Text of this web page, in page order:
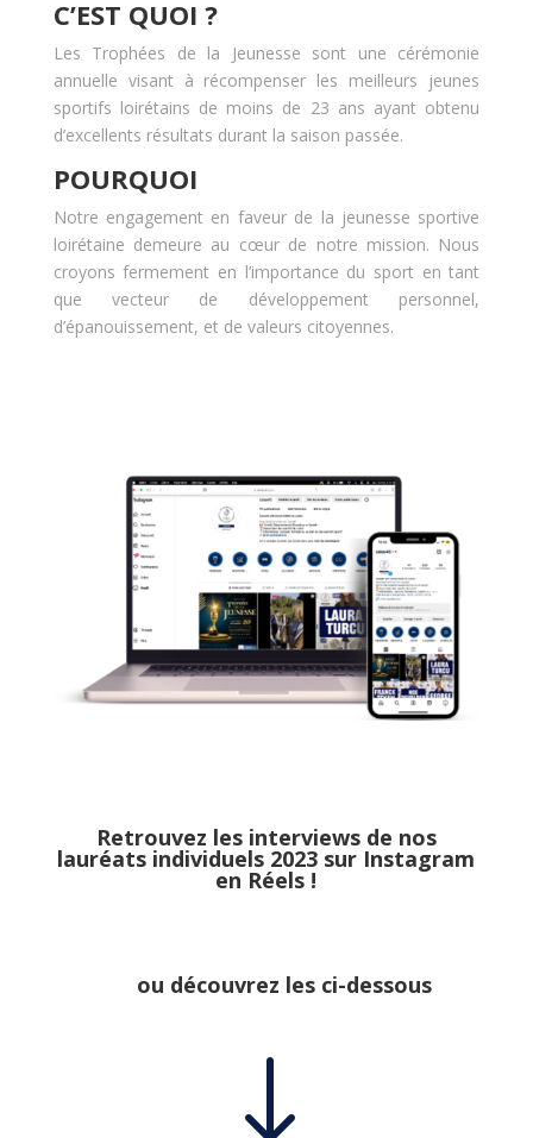
C’EST QUOI ?
Les Trophées de la Jeunesse sont une cérémonie
annuelle visant à récompenser les meilleurs jeunes
sportifs loirétains de moins de 23 ans ayant obtenu
d’excellents résultats durant la saison passée.
POURQUOI
Notre engagement en faveur de la jeunesse sportive
loirétaine demeure au cœur de notre mission. Nous
croyons fermement en l’importance du sport en tant
que vecteur de développement personnel,
d’épanouissement, et de valeurs citoyennes.
Retrouvez les interviews de nos
lauréats individuels 2023 sur Instagram
en Réels !
ou découvrez les ci-dessous
"